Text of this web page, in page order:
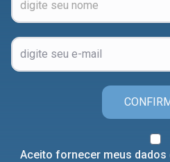
Aceito fornecer meus